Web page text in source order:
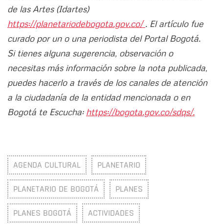
de las Artes (Idartes)
https://planetariodebogota.gov.co/. El artículo fue
curado por un o una periodista del Portal Bogotá.
Si tienes alguna sugerencia, observación o
necesitas más información sobre la nota publicada,
puedes hacerlo a través de los canales de atención
a la ciudadanía de la entidad mencionada o en
Bogotá te Escucha: https://bogota.gov.co/sdqs/.
AGENDA CULTURAL PLANETARIO
PLANETARIO DE BOGOTÁ PLANES
PLANES BOGOTÁ ACTIVIDADES